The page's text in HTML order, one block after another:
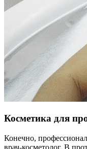
Косметика для
Конечно,
врач-косметолог. В